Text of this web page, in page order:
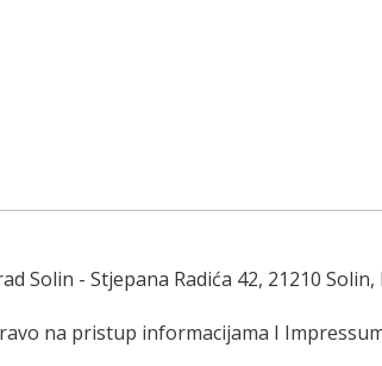
Solin - Stjepana Radića 42, 21210
na pristup informacijama I